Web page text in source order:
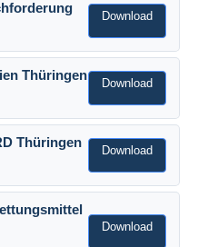
Download
Thüringen
Download
Thüringen
Download
Download